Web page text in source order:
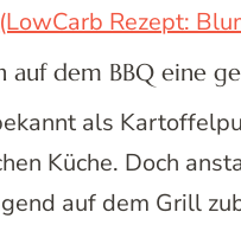
Rezept:
auf dem BBQ eine
als
Küche. Doch
auf dem Grill